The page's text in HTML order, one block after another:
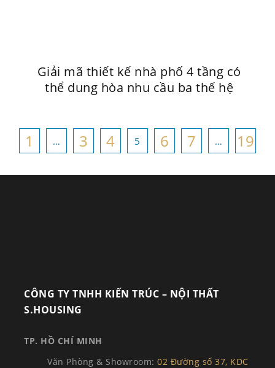
Giải mã thiết kế nhà phố 4 tầng có
thể dung hòa nhu cầu ba thế hệ
1 … 3 4 5 6 7 … 19
CÔNG TY TNHH KIẾN TRÚC – NỘI THẤT
S.HOUSING
TP. HỒ CHÍ MINH
Văn Phòng & Showroom: 02 Đường số 37, KDC